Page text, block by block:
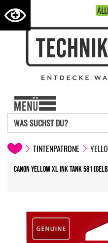
TINTENPATRONE
Canon Yellow XL Ink Tank 581